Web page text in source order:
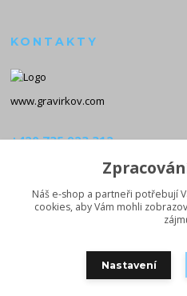
KONTAKTY
www.gravirkov.com
+420 735 923 312
info@gravirkov.com
Náš e-shop a partneři potřebují
cookies, aby Vám mohli
Nastavení